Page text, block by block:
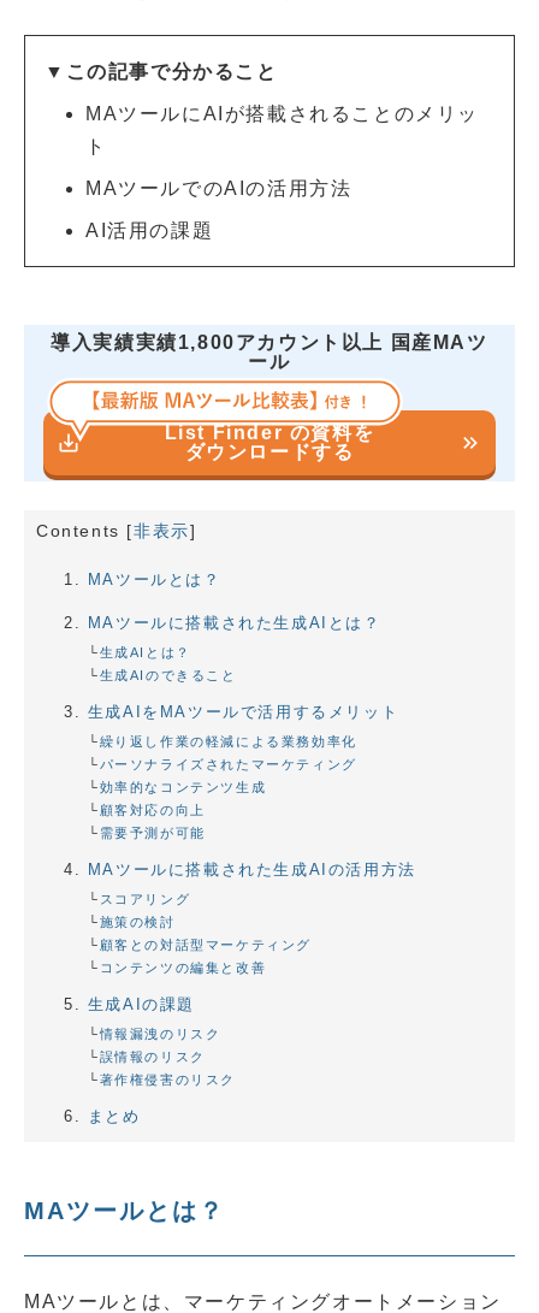
▼この記事で分かること
MAツールにAIが搭載されることのメリッ
ト
MAツールでのAIの活用方法
AI活用の課題
導入実績実績1,800アカウント以上 国産MAツ
ール
save_alt
List Finder の資料を
ダウンロードする
keyboard_double_arrow_right
Contents [非表示]
MAツールとは？
MAツールに搭載された生成AIとは？
生成AIとは？
生成AIのできること
生成AIをMAツールで活用するメリット
繰り返し作業の軽減による業務効率化
パーソナライズされたマーケティング
効率的なコンテンツ生成
顧客対応の向上
需要予測が可能
MAツールに搭載された生成AIの活用方法
スコアリング
施策の検討
顧客との対話型マーケティング
コンテンツの編集と改善
生成AIの課題
情報漏洩のリスク
誤情報のリスク
著作権侵害のリスク
まとめ
MAツールとは？
MAツールとは、マーケティングオートメーション